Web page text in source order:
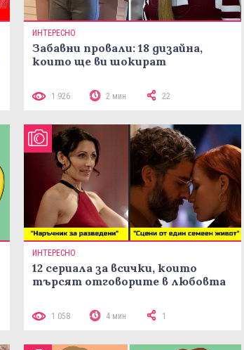
ИНТЕРЕСНО
Забавни провали: 18 дизайна,
които ще ви шокират
1 926 2 мин 22
ИНТЕРЕСНО
12 сериала за всички, които
търсят отговорите в любовта
1 058 4 мин 1